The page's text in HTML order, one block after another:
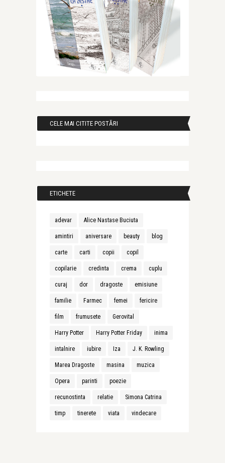
CELE MAI CITITE POSTĂRI
ETICHETE
adevar Alice Nastase Buciuta
amintiri aniversare beauty blog
carte carti copii copil
copilarie credinta crema cuplu
curaj dor dragoste emisiune
familie Farmec femei fericire
film frumusete Gerovital
Harry Potter Harry Potter Friday inima
intalnire iubire Iza J. K. Rowling
Marea Dragoste masina muzica
Opera parinti poezie
recunostinta relatie Simona Catrina
timp tinerete viata vindecare